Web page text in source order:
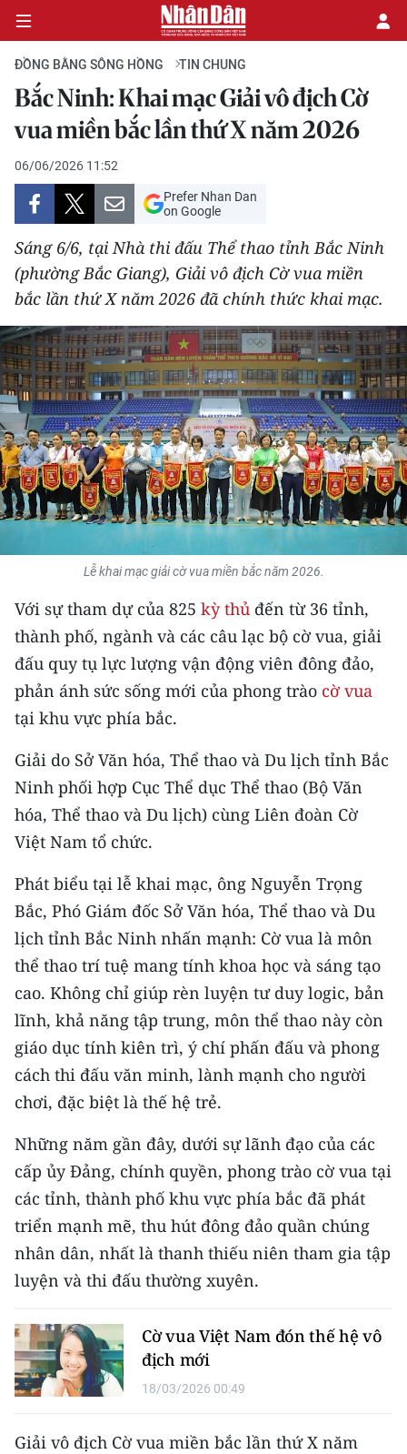
CHÍNH TRỊ
KINH TẾ
VĂN HÓA
XÃ HỘI
PHÁP LUẬT
DU LỊCH
THẾ GIỚI
THỂ THAO
GIÁO DỤC
Y TẾ
KHOA HỌC - CÔNG NGHỆ
MÔI TRƯỜNG
BẠN ĐỌC
KIỂM CHỨNG THÔNG TIN
54 DÂN TỘC VIỆT NAM
CHƯƠNG TRÌNH OCOP - MỖI XÃ
MỘT SẢN PHẨM
RADIO
MEDIA CENTER
E-Magazine
Video
Media Chính trị
Media Kinh tế
Media Văn hóa
Media Xã hội
Media Pháp luật
Media Du lịch
Media Thể thao
Media Giáo dục
Media Y tế
ĐỒNG BẰNG SÔNG HỒNG TIN CHUNG
Bắc Ninh: Khai mạc Giải vô địch Cờ
vua miền bắc lần thứ X năm 2026
06/06/2026 11:52
Prefer Nhan Dan
on Google
Sáng 6/6, tại Nhà thi đấu Thể thao tỉnh Bắc Ninh
(phường Bắc Giang), Giải vô địch Cờ vua miền
bắc lần thứ X năm 2026 đã chính thức khai mạc.
Lễ khai mạc giải cờ vua miền bắc năm 2026.
Với sự tham dự của 825 kỳ thủ đến từ 36 tỉnh,
thành phố, ngành và các câu lạc bộ cờ vua, giải
đấu quy tụ lực lượng vận động viên đông đảo,
phản ánh sức sống mới của phong trào cờ vua
tại khu vực phía bắc.
Giải do Sở Văn hóa, Thể thao và Du lịch tỉnh Bắc
Ninh phối hợp Cục Thể dục Thể thao (Bộ Văn
hóa, Thể thao và Du lịch) cùng Liên đoàn Cờ
Việt Nam tổ chức.
Phát biểu tại lễ khai mạc, ông Nguyễn Trọng
Bắc, Phó Giám đốc Sở Văn hóa, Thể thao và Du
lịch tỉnh Bắc Ninh nhấn mạnh: Cờ vua là môn
thể thao trí tuệ mang tính khoa học và sáng tạo
cao. Không chỉ giúp rèn luyện tư duy logic, bản
lĩnh, khả năng tập trung, môn thể thao này còn
giáo dục tính kiên trì, ý chí phấn đấu và phong
cách thi đấu văn minh, lành mạnh cho người
chơi, đặc biệt là thế hệ trẻ.
Những năm gần đây, dưới sự lãnh đạo của các
cấp ủy Đảng, chính quyền, phong trào cờ vua tại
các tỉnh, thành phố khu vực phía bắc đã phát
triển mạnh mẽ, thu hút đông đảo quần chúng
nhân dân, nhất là thanh thiếu niên tham gia tập
luyện và thi đấu thường xuyên.
Cờ vua Việt Nam đón thế hệ vô
địch mới
18/03/2026 00:49
Giải vô địch Cờ vua miền bắc lần thứ X năm